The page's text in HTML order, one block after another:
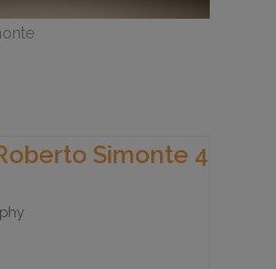
Simonte 4